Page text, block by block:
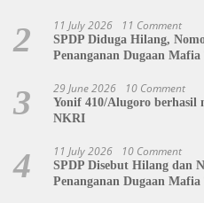
2 11 July 2026 11 Comment
SPDP Diduga Hilang,
Penanganan Dugaan
3 29 June 2026 10 Comment
Yonif 410/Alugoro berhasil
NKRI
4 11 July 2026 10 Comment
SPDP Disebut Hilang dan
Penanganan Dugaan